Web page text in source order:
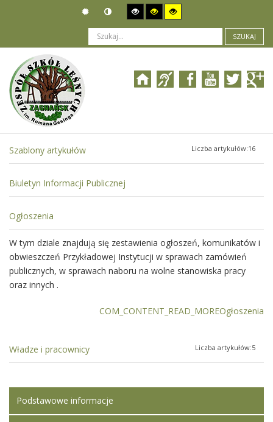
SZUKAJ
Jesteś tutaj: Załatwianie spraw
Szablony artykułów Liczba artykułów:16
Biuletyn Informacji Publicznej
Ogłoszenia
W tym dziale znajdują się zestawienia ogłoszeń, komunikatów i
obwieszczeń Przykładowej Instytucji w sprawach zamówień
publicznych, w sprawach naboru na wolne stanowiska pracy
oraz innych .
COM_CONTENT_READ_MOREOgłoszenia
Władze i pracownicy Liczba artykułów:5
Podstawowe informacje